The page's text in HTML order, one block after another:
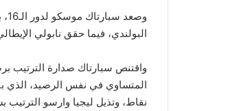
البولندي، فيما حقق نابولي الإيطالي انتصارا مثيرا 3- 2 على
المتساوي في نفس الرصيد، الذي
نقاط، وتذيل ليجيا وارسو